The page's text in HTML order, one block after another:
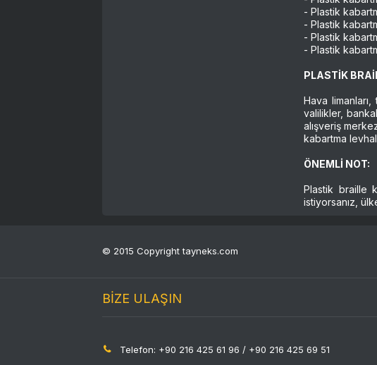
- Plastik
- Plastik
- Plastik
- Plastik
PLASTİK
Hava
valilikler,
alışveriş
kabartma
ÖNEMLİ NOT:
Plastik braille
istiyorsanız,
© 2015 Copyright tayneks.com
BİZE ULAŞIN
Telefon: +90 216 425 61 96 / +90 216 425 69 51